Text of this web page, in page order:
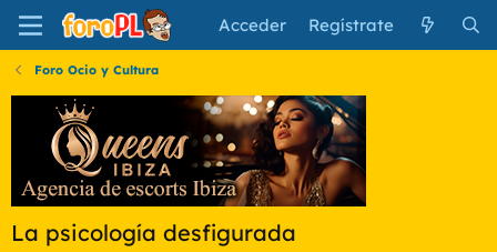
Acceder Regístrate
Foro Ocio y Cultura
La psicología desfigurada